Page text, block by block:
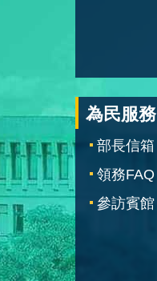
為民服務
部長信箱
領務FAQ
參訪賓館